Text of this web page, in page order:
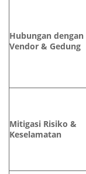
Hubungan dengan
Vendor & Gedung
Mitigasi Risiko &
Keselamatan